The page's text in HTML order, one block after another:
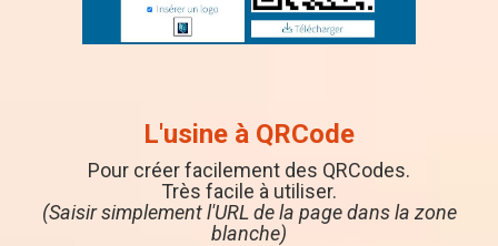
L'usine à QRCode
Pour créer facilement des QRCodes.
Très facile à utiliser.
(Saisir simplement l'URL de la page dans la zone
blanche)